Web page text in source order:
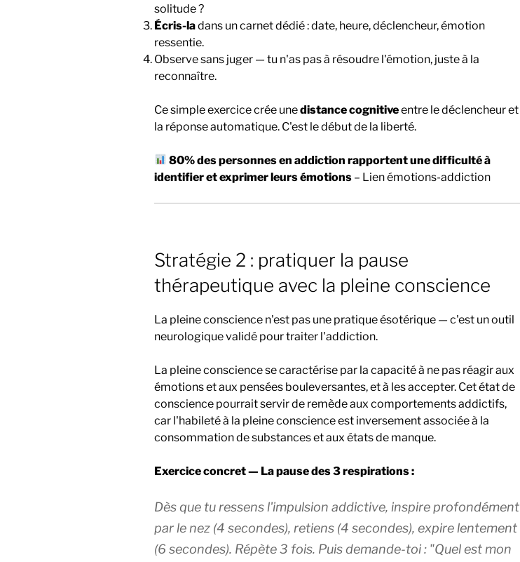
solitude ?
Écris-ladans un carnet dédié : date, heure, déclencheur, émotion
ressentie.
Observe sans juger — tu n'as pas à résoudre l'émotion, juste à la
reconnaître.
Ce simple exercice crée unedistance cognitiveentre le déclencheur et
la réponse automatique. C'est le début de la liberté.
80% des personnes en addiction rapportent une difficulté à
identifier et exprimer leurs émotions – Lien émotions-addiction
Stratégie 2 : pratiquer la pause
thérapeutique avec la pleine conscience
La pleine conscience n'est pas une pratique ésotérique — c'est un outil
neurologique validé pour traiter l'addiction.
La pleine conscience se caractérise par la capacité à ne pas réagir aux
émotions et aux pensées bouleversantes, et à les accepter. Cet état de
conscience pourrait servir de remède aux comportements addictifs,
car l'habileté à la pleine conscience est inversement associée à la
consommation de substances et aux états de manque.
Exercice concret — La pause des 3 respirations :
Dès que tu ressens l'impulsion addictive, inspire profondément
par le nez (4 secondes), retiens (4 secondes), expire lentement
(6 secondes). Répète 3 fois. Puis demande-toi : "Quel est mon